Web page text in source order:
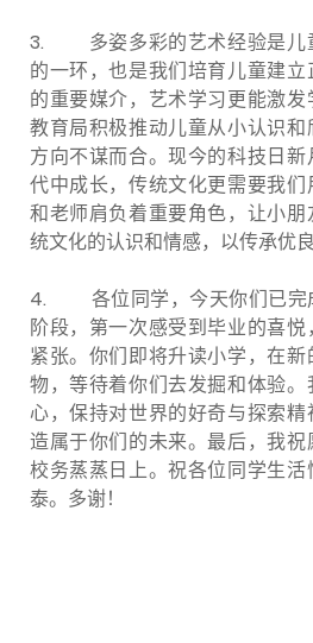
3. 多姿多彩的艺术经验是儿
的一环，也是我们培育儿童建
的重要媒介，艺术学习更能激
教育局积极推动儿童从小认识
方向不谋而合。现今的科技日
代中成长，传统文化更需要我
和老师肩负着重要角色，让小
统文化的认识和情感，以传承优
4. 各位同学，今天你们已完
阶段，第一次感受到毕业的喜
紧张。你们即将升读小学，在
物，等待着你们去发掘和体验
心，保持对世界的好奇与探索
造属于你们的未来。最后，我祝
校务蒸蒸日上。祝各位同学生
泰。多谢！